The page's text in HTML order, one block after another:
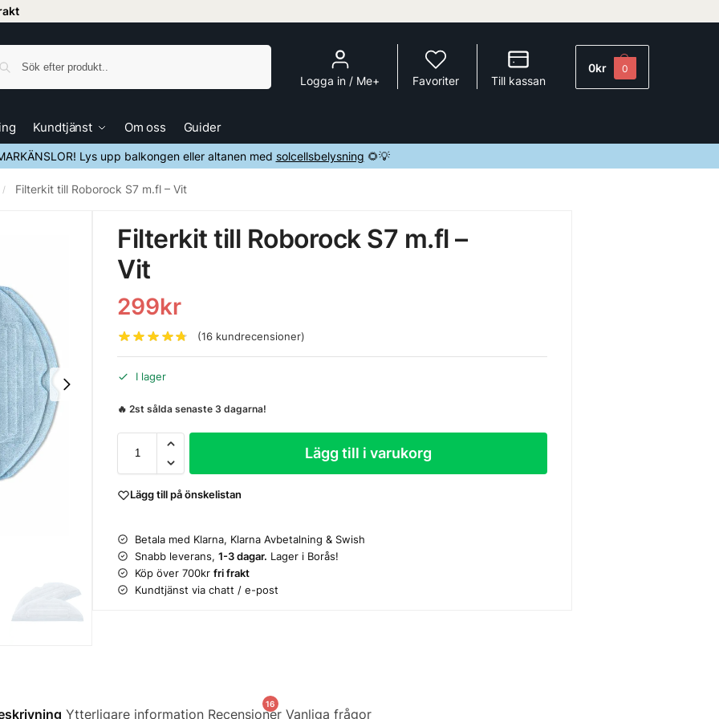
Logga in / Me+ Favoriter Till kassan
0kr 0
Kundtjänst Om oss Guider
Lys upp balkongen eller altanen med solcellsbelysning 🌻💡
/ Filterkit till Roborock S7 m.fl – Vit
Filterkit till Roborock S7 m.fl –
Vit
299kr
(16kundrecensioner)
I lager
🔥 2st sålda senaste 3 dagarna!
Lägg till i varukorg
Lägg till på önskelistan
Betala med Klarna, Klarna Avbetalning & Swish
Snabb leverans,1-3 dagar. Lager i Borås!
Köp över 700krfri frakt
Kundtjänst via chatt / e-post
Ytterligare information Recensioner
16
Vanliga frågor